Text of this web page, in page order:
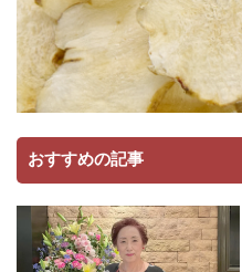
おすすめの記事